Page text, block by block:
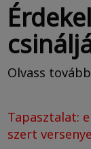
Olvass
Tapasztalat:
szert